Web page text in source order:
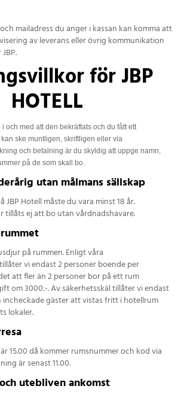
mailadress du anger i kassan kan komma att
av leverans eller övrig kommunikation
för JBP
HOTELL
och med att den bekräftats och du fått ett
ske muntligen, skriftligen eller via
och betalning är du skyldig att uppge namn,
på de som skall bo.
utan målmans sällskap
Hotell måste du vara minst 18 år.
tillåts ej att bo utan vårdnadshavare.
på rummen. Enligt våra
vi endast 2 personer boende per
att fler än 2 personer bor på ett rum
om 3000:-. Av säkerhetsskäl tillåter vi endast
incheckade gäster att vistas fritt i hotellrum
lokaler.
15.00 då kommer rumsnummer och kod via
är senast 11.00.
utebliven ankomst